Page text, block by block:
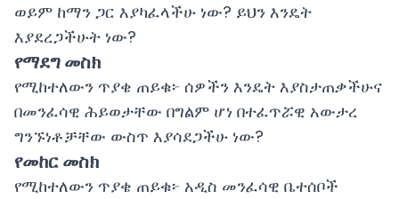
ወይም ከማን ጋር እያካፈላችሁ ነው? ይህን እንዴት
እያደረጋችሁት ነው?
የማደግ መስክ
የሚከተለውን ጥያቄ ጠይቁ፦ ሰዎችን እንዴት እያስታጠቃችሁና
በመንፈሳዊ ሕይወታቸው በግልም ሆነ በተፈጥሯዊ አውታረ
ግንኙነቶቻቸው ውስጥ እያሳደጋችሁ ነው?
የመከር መስክ
የሚከተለውን ጥያቄ ጠይቁ፦ አዲስ መንፈሳዊ ቤተሰቦች